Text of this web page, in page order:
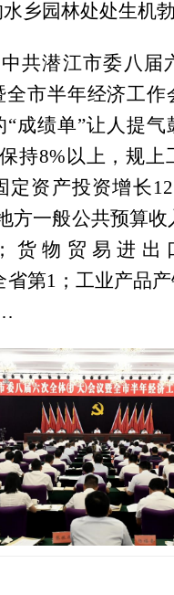
乡园林处处生机勃
共潜江市委八届
全市半年经济工作
“成绩单”让人提气
持8%以上，规上
定资产投资增长
方一般公共预算收
货物贸易进出
省第1；工业产品产